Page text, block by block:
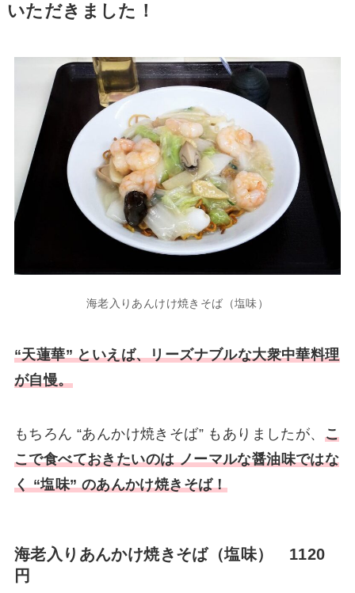
いただきました！
海老入りあんけけ焼きそば（塩味）
“天蓮華” といえば、リーズナブルな大衆中華料理
が自慢。
もちろん “あんかけ焼きそば” もありましたが、 こ
こで食べておきたいのは ノーマルな醤油味ではな
く “塩味” のあんかけ焼きそば！
海老入りあんかけ焼きそば（塩味） 1120
円